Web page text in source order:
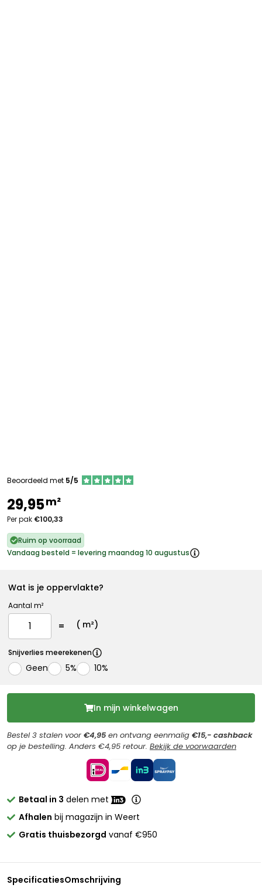
Beoordeeld met 5/5
29,95m²
Per pak €100,33
Ruim op voorraad
Vandaag besteld = levering maandag 10 augustus
Wat is je oppervlakte?
Aantal m²
( m²)
Snijverlies meerekenen
Geen 5% 10%
In mijn winkelwagen
Bestel 3 stalen voor €4,95 en ontvang eenmalig €15,- cashback
op je bestelling. Anders €4,95 retour. Bekijk de voorwaarden
Betaal in 3 delen met
Afhalen bij magazijn in Weert
Gratis thuisbezorgd vanaf €950
SpecificatiesOmschrijving